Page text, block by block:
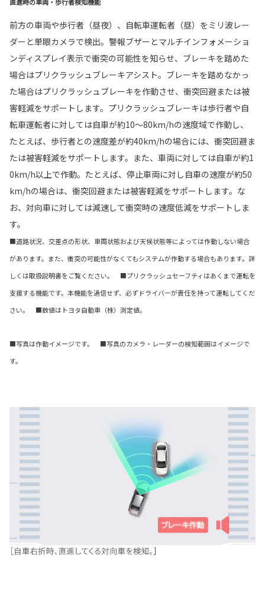
前方の車両や歩行者（昼夜）、自転車運転者（昼）をミリ波レー
ダーと単眼カメラで検出。警報ブザーとマルチインフォメーショ
ンディスプレイ表示で衝突の可能性を知らせ、ブレーキを踏めた
場合はプリクラッシュブレーキアシスト。ブレーキを踏めなかっ
た場合はプリクラッシュブレーキを作動させ、衝突回避または被
害軽減をサポートします。プリクラッシュブレーキは歩行者や自
転車運転者に対しては自車が約10〜80km/hの速度域で作動し、
たとえば、歩行者との速度差が約40km/hの場合には、衝突回避ま
たは被害軽減をサポートします。また、車両に対しては自車が約1
0km/h以上で作動。たとえば、停止車両に対し自車の速度が約50
km/hの場合は、衝突回避または被害軽減をサポートします。な
お、対向車に対しては減速して衝突時の速度低減をサポートしま
す。
■道路状況、交差点の形状、車両状態および天候状態等によっては作動しない場合
があります。また、衝突の可能性がなくてもシステムが作動する場合もあります。詳
しくは取扱説明書をご覧ください。 ■プリクラッシュセーフティはあくまで運転を
支援する機能です。本機能を過信せず、必ずドライバーが責任を持って運転してくだ
さい。 ■数値はトヨタ自動車（株）測定値。
■写真は作動イメージです。 ■写真のカメラ・レーダーの検知範囲はイメージで
す。